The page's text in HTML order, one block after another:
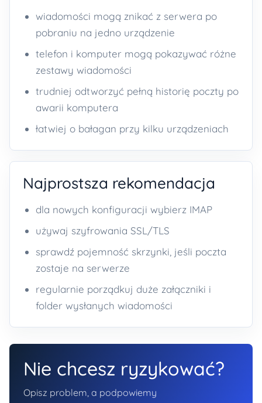
wiadomości mogą znikać z serwera po
pobraniu na jedno urządzenie
telefon i komputer mogą pokazywać różne
zestawy wiadomości
trudniej odtworzyć pełną historię poczty po
awarii komputera
łatwiej o bałagan przy kilku urządzeniach
Najprostsza rekomendacja
dla nowych konfiguracji wybierz IMAP
używaj szyfrowania SSL/TLS
sprawdź pojemność skrzynki, jeśli poczta
zostaje na serwerze
regularnie porządkuj duże załączniki i
folder wysłanych wiadomości
Nie chcesz ryzykować?
Opisz problem, a podpowiemy